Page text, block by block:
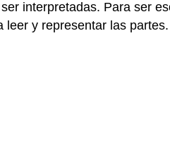
interpretadas. Para ser
y representar las